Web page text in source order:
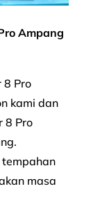
Ampang
8 Pro
kami dan
8 Pro
masa